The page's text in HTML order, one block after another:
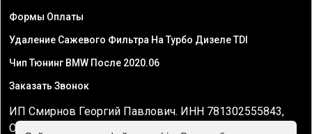
Формы Оплаты
Удаление Сажевого Фильтра На Турбо Дизеле TDI
Чип Тюнинг BMW После 2020.06
Заказать Звонок
ИП Смирнов Георгий Павлович. ИНН 781302555843,
ОГРНИП 324470400032610